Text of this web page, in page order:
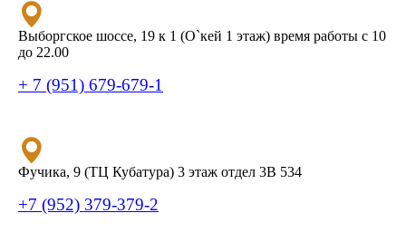
Выборгское шоссе, 19 к 1 (О`кей 1 этаж) время работы с 10
до 22.00
+ 7 (951) 679-679-1
Фучика, 9 (ТЦ Кубатура) 3 этаж отдел 3В 534
+7 (952) 379-379-2